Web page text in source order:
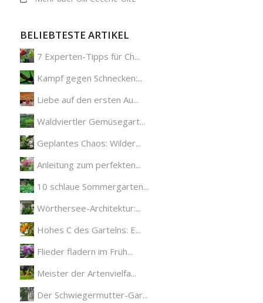
BELIEBTESTE ARTIKEL
7 Experten-Tipps für Ch...
Kampf gegen Schnecken:...
Liebe auf den ersten Au...
Waldviertler Gemüsegart...
Geplantes Chaos: Wilder...
Anleitung zum perfekten...
10 schlaue Sommergarten...
Wörthersee-Architektur:...
Hohes C des Gartelns: E...
Flieder fladern im Früh...
Meister der Artenvielfa...
Der Schwiegermutter-Gar...